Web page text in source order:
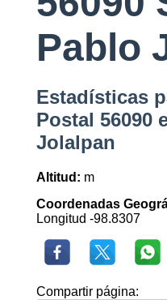
Pablo
Estadísticas
Postal 56090
Jolalpan
Altitud: m
Coordenadas
Longitud -98.8307
Compartir página: